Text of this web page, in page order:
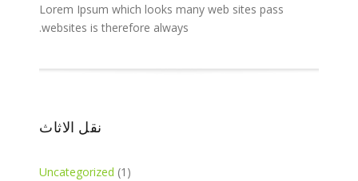
Lorem Ipsum which looks many web sites pass
websites is therefore always.
نقل الاثاث
Uncategorized (1)